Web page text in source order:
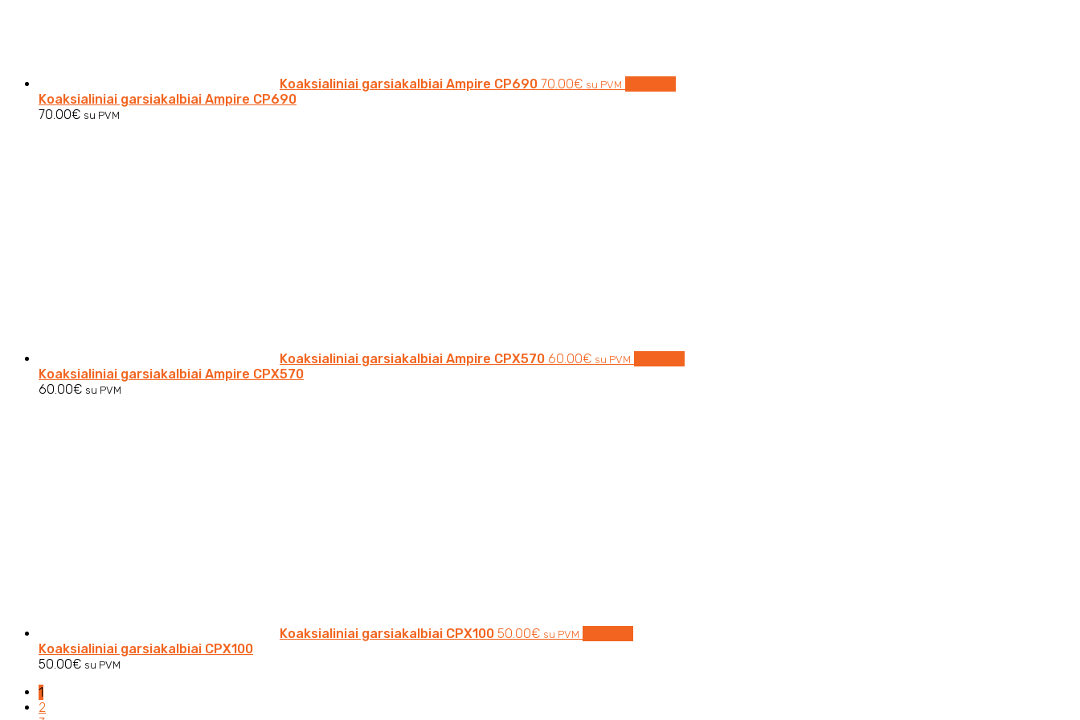
Koaksialiniai garsiakalbiai Ampire CP690 70.00€ su PVM
Koaksialiniai garsiakalbiai Ampire CP690
70.00€ su PVM
Koaksialiniai garsiakalbiai Ampire CPX570 60.00€ su PVM
Koaksialiniai garsiakalbiai Ampire CPX570
60.00€ su PVM
Koaksialiniai garsiakalbiai CPX100 50.00€ su PVM
Koaksialiniai garsiakalbiai CPX100
50.00€ su PVM
1
2